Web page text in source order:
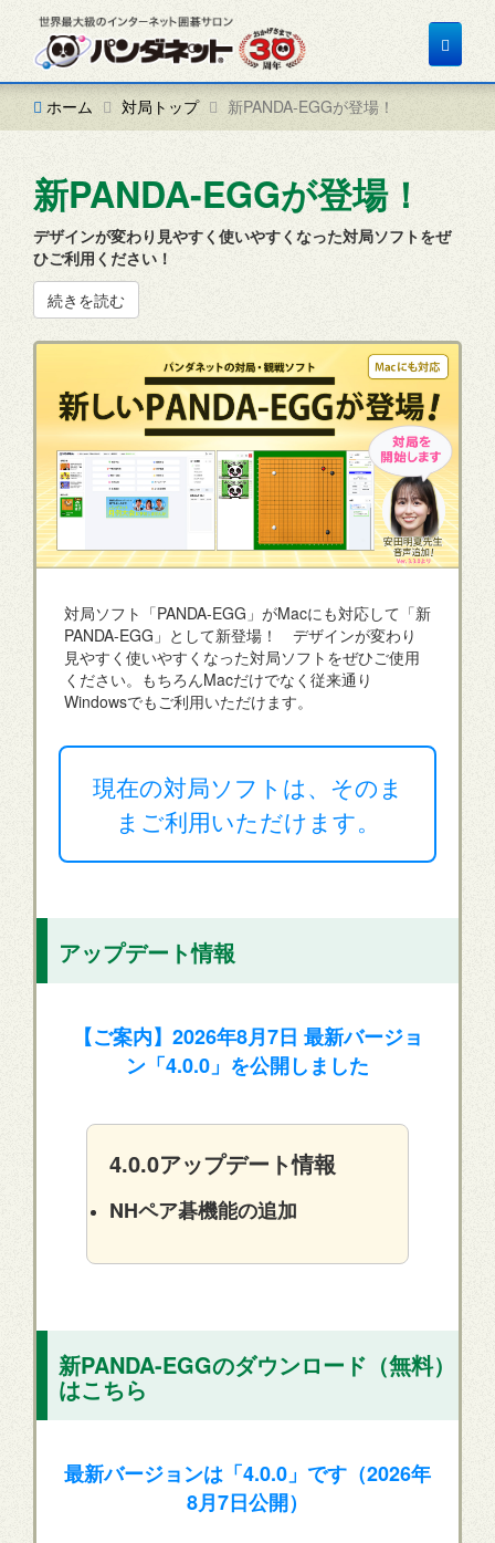
Toggle
ホーム
対局トップ 新PANDA-EGGが登場！
新PANDA-EGGが登場！
デザインが変わり見やすく使いやすくなった対局ソフトをぜ
ひご利用ください！
続きを読む
対局ソフト「PANDA-EGG」がMacにも対応して「新
PANDA-EGG」として新登場！ デザインが変わり
見やすく使いやすくなった対局ソフトをぜひご使用
ください。もちろんMacだけでなく従来通り
Windowsでもご利用いただけます。
現在の対局ソフトは、そのま
まご利用いただけます。
アップデート情報
【ご案内】2026年8月7日 最新バージョ
ン「4.0.0」を公開しました
4.0.0アップデート情報
NHペア碁機能の追加
新PANDA-EGGのダウンロード（無料）
はこちら
最新バージョンは「4.0.0」です（2026年
8月7日公開）